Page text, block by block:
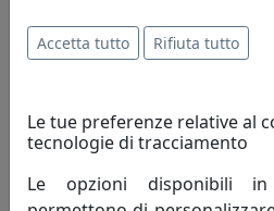
LAMPADA DA TAVOLO GEMMA
OTTAVIANI, COD 21579
Ottaviani
Accetta tutto Rifiuta tutto
Le tue preferenze relative al
tecnologie di tracciamento
Le opzioni disponibili